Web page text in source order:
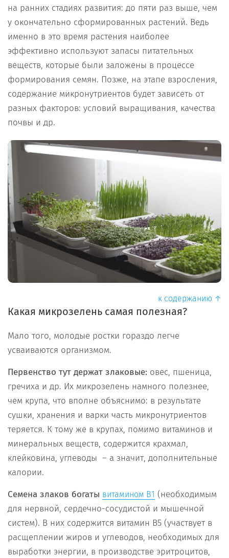
на ранних стадиях развития: до пяти раз выше, чем
у окончательно сформированных растений. Ведь
именно в это время растения наиболее
эффективно используют запасы питательных
веществ, которые были заложены в процессе
формирования семян. Позже, на этапе взросления,
содержание микронутриентов будет зависеть от
разных факторов: условий выращивания, качества
почвы и др.
к содержанию ↑
Какая микрозелень самая полезная?
Мало того, молодые ростки гораздо легче
усваиваются организмом.
Первенство тут держат злаковые: овес, пшеница,
гречиха и др. Их микрозелень намного полезнее,
чем крупа, что вполне объяснимо: в результате
сушки, хранения и варки часть микронутриентов
теряется. К тому же в крупах, помимо витаминов и
минеральных веществ, содержится крахмал,
клейковина, углеводы – а значит, дополнительные
калории.
Семена злаков богаты витамином В1 (необходимым
для нервной, сердечно-сосудистой и мышечной
систем). В них содержится витамин В5 (участвует в
расщеплении жиров и углеводов, необходимых для
выработки энергии, в производстве эритроцитов,